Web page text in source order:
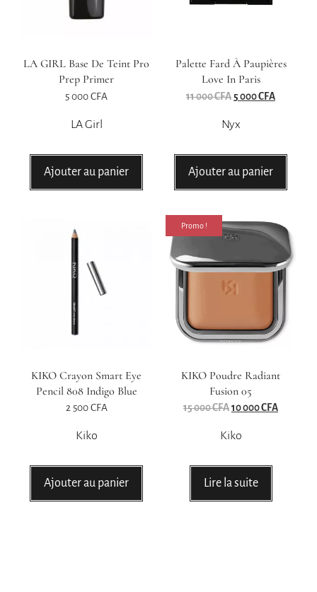
LA GIRL Base De Teint Pro
Prep Primer
5 000 CFA
LA Girl
Ajouter au panier
Palette Fard À Paupières
Love In Paris
11 000CFA 5 000CFA
Nyx
Ajouter au panier
KIKO Crayon Smart Eye
Pencil 808 Indigo Blue
2 500 CFA
Kiko
Ajouter au panier
Promo !
KIKO Poudre Radiant
Fusion 05
15 000CFA 10 000CFA
Kiko
Lire la suite